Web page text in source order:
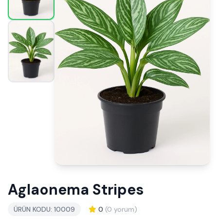
Aglaonema Stripes
ÜRÜN KODU: 10009 0 (0 yorum)